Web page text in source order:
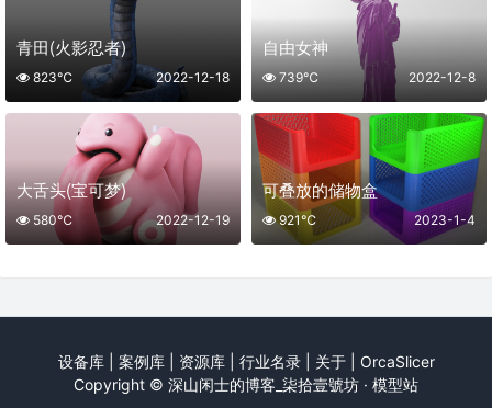
青田(火影忍者)
2022-12-18
823℃
自由女神
2022-12-8
739℃
大舌头(宝可梦)
2022-12-19
580℃
可叠放的储物盒
2023-1-4
921℃
设备库| 案例库| 资源库| 行业名录| 关于| OrcaSlicer
Copyright © 深山闲士的博客_柒拾壹號坊 · 模型站